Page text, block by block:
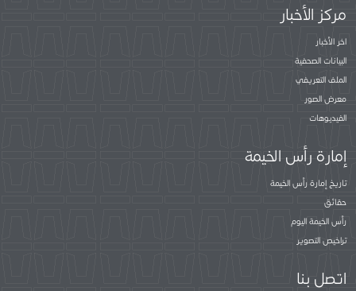
مركز الأخبار
اخر الأخبار
البيانات الصحفية
الملف التعريفي
معرض الصور
الفيديوهات
إمارة رأس الخيمة
تاريخ إمارة رأس الخيمة
حقائق
رأس الخيمة اليوم
تراخيص التصوير
اتصل بنا